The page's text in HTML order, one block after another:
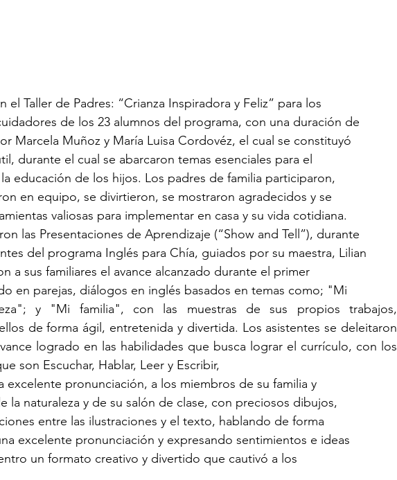
el Taller de Padres: “Crianza Inspiradora y Feliz” para los
de los 23 alumnos del programa, con una duración de
Marcela Muñoz y María Luisa Cordovéz, el cual se constituyó
durante el cual se abarcaron temas esenciales para el
educación de los hijos. Los padres de familia participaron,
en equipo, se divirtieron, se mostraron agradecidos y se
valiosas para implementar en casa y su vida cotidiana.
las Presentaciones de Aprendizaje (“Show and Tell”), durante
del programa Inglés para Chía, guiados por su maestra, Lilian
a sus familiares el avance alcanzado durante el primer
en parejas, diálogos en inglés basados en temas como; "Mi
y "Mi familia", con las muestras de sus propios trabajos,
de forma ágil, entretenida y divertida. Los asistentes se deleitaron
logrado en las habilidades que busca lograr el currículo, con los
son Escuchar, Hablar, Leer y Escribir,
excelente pronunciación, a los miembros de su familia y
la naturaleza y de su salón de clase, con preciosos dibujos,
entre las ilustraciones y el texto, hablando de forma
excelente pronunciación y expresando sentimientos e ideas
un formato creativo y divertido que cautivó a los